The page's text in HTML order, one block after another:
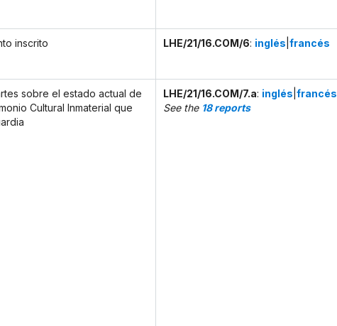
inscrito
LHE/21/16.COM/6: inglés francés
sobre el estado actual de
Cultural Inmaterial que
LHE/21/16.COM/7.a: inglés francés
See the 18 reports